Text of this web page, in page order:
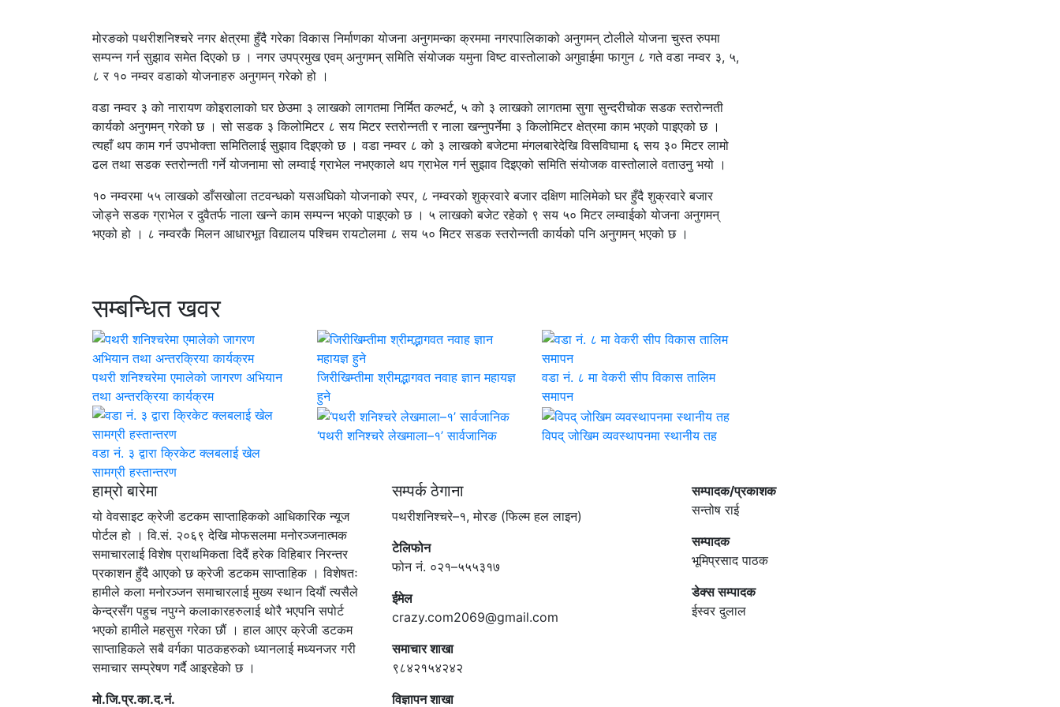
मोरङको पथरीशनिश्चरे नगर क्षेत्रमा हुँदै गरेका विकास निर्माणका योजना अनुगमन्का क्रममा नगरपालिकाको अनुगमन् टोलीले योजना चुस्त रुपमा
सम्पन्न गर्न सुझाव समेत दिएको छ । नगर उपप्रमुख एवम् अनुगमन् समिति संयोजक यमुना विष्ट वास्तोलाको अगुवाईमा फागुन ८ गते वडा नम्वर ३, ५,
८ र १० नम्वर वडाको योजनाहरु अनुगमन् गरेको हो ।
वडा नम्वर ३ को नारायण कोइरालाको घर छेउमा ३ लाखको लागतमा निर्मित कल्भर्ट, ५ को ३ लाखको लागतमा सुगा सुन्दरीचोक सडक स्तरोन्नती
कार्यको अनुगमन् गरेको छ । सो सडक ३ किलोमिटर ८ सय मिटर स्तरोन्नती र नाला खन्नुपर्नेमा ३ किलोमिटर क्षेत्रमा काम भएको पाइएको छ ।
त्यहाँ थप काम गर्न उपभोक्ता समितिलाई सुझाव दिइएको छ । वडा नम्वर ८ को ३ लाखको बजेटमा मंगलबारेदेखि विसविघामा ६ सय ३० मिटर लामो
ढल तथा सडक स्तरोन्नती गर्ने योजनामा सो लम्वाई ग्राभेल नभएकाले थप ग्राभेल गर्न सुझाव दिइएको समिति संयोजक वास्तोलाले वताउनु भयो ।
१० नम्वरमा ५५ लाखको डाँसखोला तटवन्धको यसअघिको योजनाको स्पर, ८ नम्वरको शुक्रवारे बजार दक्षिण मालिमेको घर हुँदै शुक्रवारे बजार
जोड्ने सडक ग्राभेल र दुवैतर्फ नाला खन्ने काम सम्पन्न भएको पाइएको छ । ५ लाखको बजेट रहेको ९ सय ५० मिटर लम्वाईको योजना अनुगमन्
भएको हो । ८ नम्वरकै मिलन आधारभूत विद्यालय पश्चिम रायटोलमा ८ सय ५० मिटर सडक स्तरोन्नती कार्यको पनि अनुगमन् भएको छ ।
सम्बन्धित खवर
पथरी शनिश्चरेमा एमालेको जागरण अभियान
तथा अन्तरक्रिया कार्यक्रम
जिरीखिम्तीमा श्रीमद्भागवत नवाह ज्ञान महायज्ञ
हुने
वडा नं. ८ मा वेकरी सीप विकास तालिम
समापन
वडा नं. ३ द्वारा क्रिकेट क्लबलाई खेल
सामग्री हस्तान्तरण
‘पथरी शनिश्चरे लेखमाला–१’ सार्वजानिक विपद् जोखिम व्यवस्थापनमा स्थानीय तह
हाम्रो बारेमा
यो वेवसाइट क्रेजी डटकम साप्ताहिकको आधिकारिक न्यूज
पोर्टल हो । वि.सं. २०६९ देखि मोफसलमा मनोरञ्जनात्मक
समाचारलाई विशेष प्राथमिकता दिदैं हरेक विहिबार निरन्तर
प्रकाशन हुँदै आएको छ क्रेजी डटकम साप्ताहिक । विशेषतः
हामीले कला मनोरञ्जन समाचारलाई मुख्य स्थान दियौं त्यसैले
केन्द्रसँग पहुच नपुग्ने कलाकारहरुलाई थोरै भएपनि सपोर्ट
भएको हामीले महसुस गरेका छौं । हाल आएर क्रेजी डटकम
साप्ताहिकले सबै वर्गका पाठकहरुको ध्यानलाई मध्यनजर गरी
समाचार सम्प्रेषण गर्दै आइरहेको छ ।
मो.जि.प्र.का.द.नं.
सम्पर्क ठेगाना
पथरीशनिश्चरे–१, मोरङ (फिल्म हल लाइन)
टेलिफोन
फोन नं. ०२१–५५५३१७
ईमेल
crazy.com2069@gmail.com
समाचार शाखा
९८४२१५४२४२
विज्ञापन शाखा
सम्पादक/प्रकाशक
सन्तोष राई
सम्पादक
भूमिप्रसाद पाठक
डेक्स सम्पादक
ईस्वर दुलाल